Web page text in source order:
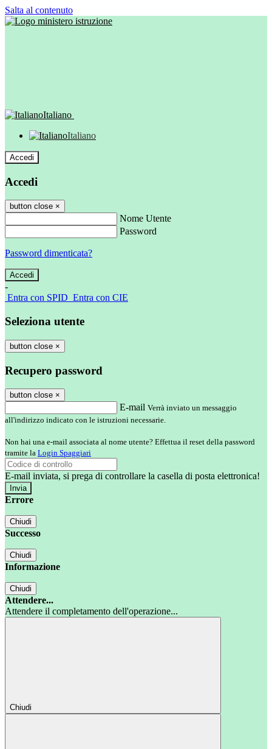
Salta al contenuto
Italiano
Italiano
Accedi
Accedi
button close ×
Nome Utente
Password
Password dimenticata?
-
Entra con SPID Entra con CIE
Seleziona utente
button close ×
Recupero password
button close ×
E-mail Verrà inviato un messaggio
all'indirizzo indicato con le istruzioni necessarie.
Non hai una e-mail associata al nome utente? Effettua il reset della password
tramite la Login Spaggiari
E-mail inviata, si prega di controllare la casella di posta elettronica!
Errore
Chiudi
Successo
Chiudi
Informazione
Chiudi
Attendere...
Attendere il completamento dell'operazione...
Chiudi